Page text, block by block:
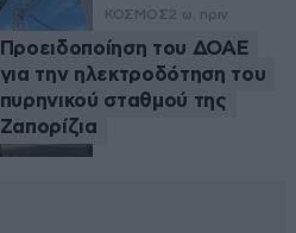
ΚΟΣΜΟΣ2 ω. πριν
Προειδοποίηση του ΔΟΑΕ
για την ηλεκτροδότηση του
πυρηνικού σταθμού της
Ζαπορίζια